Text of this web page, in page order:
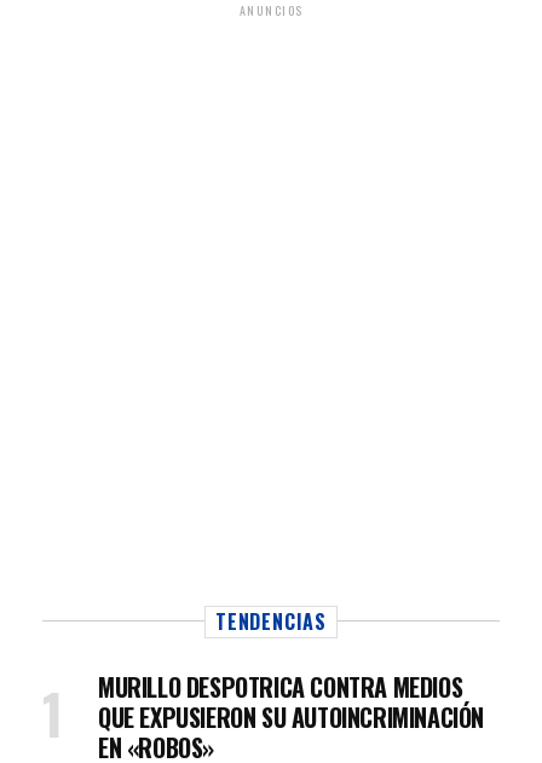
ANUNCIOS
TENDENCIAS
MURILLO DESPOTRICA CONTRA MEDIOS
QUE EXPUSIERON SU AUTOINCRIMINACIÓN
EN «ROBOS»